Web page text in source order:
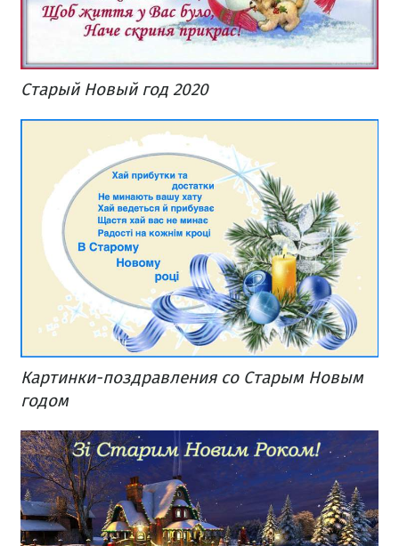
Старый Новый год 2020
Картинки-поздравления со Старым Новым
годом